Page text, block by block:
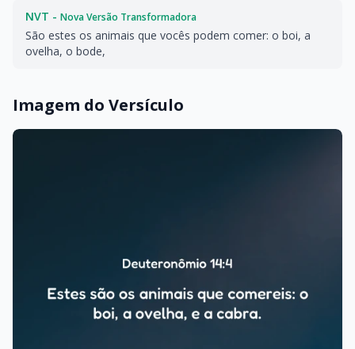
NVT - Nova Versão Transformadora
São estes os animais que vocês podem comer: o boi, a
ovelha, o bode,
Imagem do Versículo